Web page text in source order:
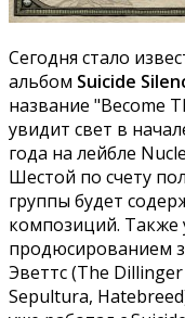
Сегодня стало
альбом Suicide
название "Become
увидит свет в
года на лейбле
Шестой по счету
группы будет
композиций. Также
продюсированием
Эветтс (The Dillinger
Sepultura,